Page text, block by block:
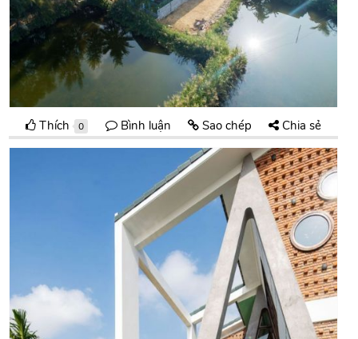
Thích 0 Bình luận Sao chép Chia sẻ